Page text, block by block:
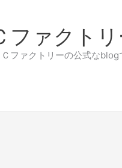
ファクト
ファクトリーの公式な